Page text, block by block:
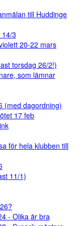
till Huddinge
3
20-22 mars
torsdag 26/2!)
som lämnar
(med dagordning)
17 feb
för hela klubben till
11/1)
- Olika är bra